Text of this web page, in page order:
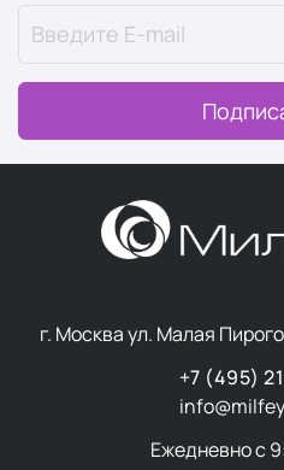
г. Москва ул. Малая
+7 (495)
Ежедневно с